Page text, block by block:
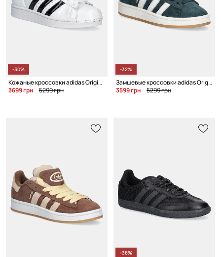
-30%
Кожаные кроссовки adidas Originals Superstar II W
3699 грн
5299 грн
-32%
Замшевые кроссовки adidas Originals Campus 00S W
3599 грн
5299 грн
-38%